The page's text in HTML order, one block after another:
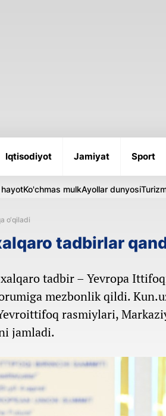
Iqtisodiyot Jamiyat Sport
Ko'chmas mulkAyollar dunyosi
o‘qiladi
tadbirlar
tadbir – Yevropa
mezbonlik qildi.
rasmiylari,
jamladi.